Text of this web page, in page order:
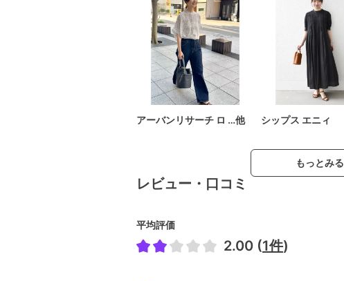
アーバンリサーチ ロ …他 シップス エニィ
もっとみる
レビュー・口コミ
平均評価
2.00 (1件)